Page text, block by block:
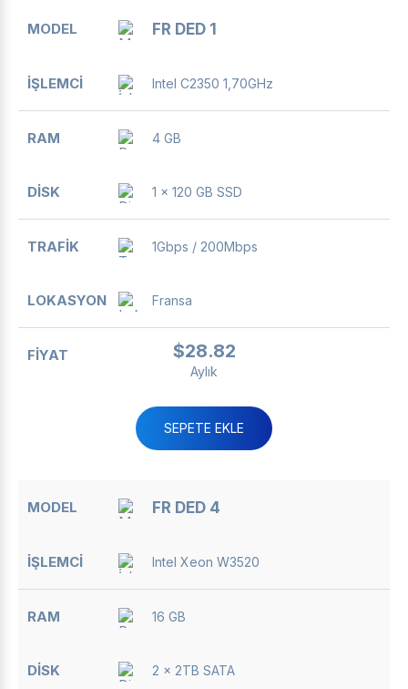
MODEL İŞLEMCI RAM
FR DED 1
Intel C2350 1,70GHz
4 GB
1 x 120 GB SSD
1Gbps / 200Mbps
Fransa
$28.82
Aylık
SEPETE EKLE
FR DED 4
Intel Xeon W3520
16 GB
2 x 2TB SATA